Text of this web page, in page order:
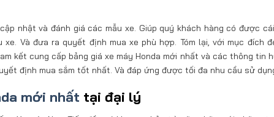
nhật và đánh giá các mẫu xe. Giúp quý khách hàng có được
Và đưa ra quyết định mua xe phù hợp. Tóm lại, với mục đích
kết cung cấp bảng giá xe máy Honda mới nhất và các thông tin
định mua sắm tốt nhất. Và đáp ứng được tối đa nhu cầu sử
mới nhất tại đại lý